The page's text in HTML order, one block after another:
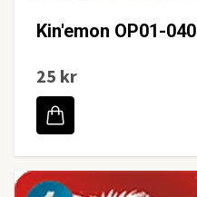
Kin'emon OP01-040
25 kr